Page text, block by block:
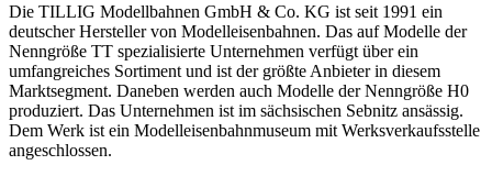
Die TILLIG Modellbahnen GmbH & Co. KG ist seit 1991 ein
deutscher Hersteller von Modelleisenbahnen. Das auf Modelle der
Nenngröße TT spezialisierte Unternehmen verfügt über ein
umfangreiches Sortiment und ist der größte Anbieter in diesem
Marktsegment. Daneben werden auch Modelle der Nenngröße H0
produziert. Das Unternehmen ist im sächsischen Sebnitz ansässig.
Dem Werk ist ein Modelleisenbahnmuseum mit Werksverkaufsstelle
angeschlossen.